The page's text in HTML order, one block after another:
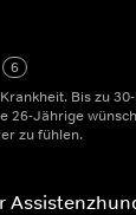
6
Bis zu
26-Jährige
zu fühlen.